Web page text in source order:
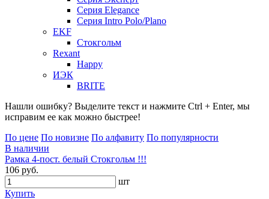
Серия Elegance
Серия Intro Polo/Plano
EKF
Стокгольм
Rexant
Happy
ИЭК
BRITE
Нашли ошибку? Выделите текст и нажмите Ctrl + Enter, мы
исправим ее как можно быстрее!
По цене По новизне По алфавиту По популярности
В наличии
Рамка 4-пост. белый Стокгольм !!!
106 руб.
шт
Купить